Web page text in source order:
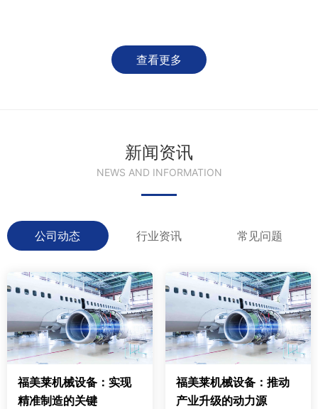
查看更多
新闻资讯
NEWS AND INFORMATION
公司动态 行业资讯 常见问题
福美莱机械设备：实现
精准制造的关键
福美莱机械设备：推动
产业升级的动力源